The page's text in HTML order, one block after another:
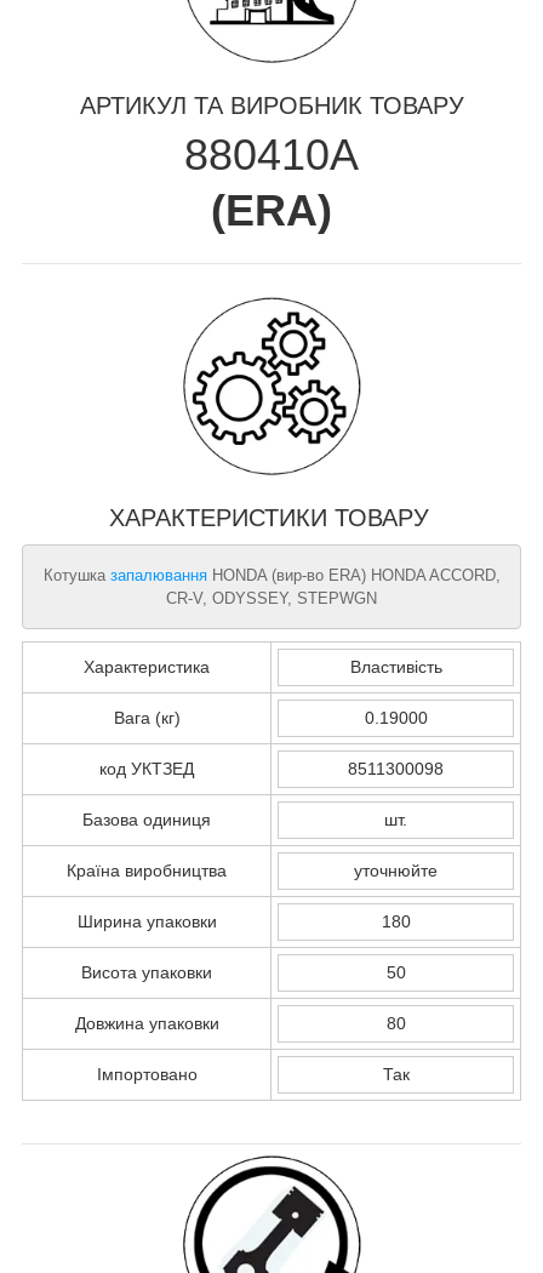
АРТИКУЛ ТА ВИРОБНИК ТОВАРУ
880410A
(ERA)
ХАРАКТЕРИСТИКИ ТОВАРУ
Котушка запалюванняHONDA (вир-во ERA) HONDA ACCORD,
CR-V, ODYSSEY, STEPWGN
Характеристика Властивість
Вага (кг) 0.19000
код УКТЗЕД 8511300098
Базова одиниця шт.
Країна виробництва уточнюйте
Ширина упаковки 180
Висота упаковки 50
Довжина упаковки 80
Імпортовано Так